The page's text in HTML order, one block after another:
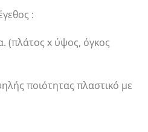
:
(πλάτος x ύψος, όγκος
ποιότητας πλαστικό με